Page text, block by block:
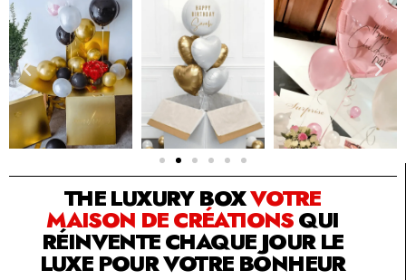
SOLUTION PAR THE LUXURY BOX & CO
THE LUXURY BOXVOTRE
MAISON DE CRÉATIONSQUI
RÉINVENTE CHAQUE JOUR LE
LUXE POUR VOTRE BONHEUR